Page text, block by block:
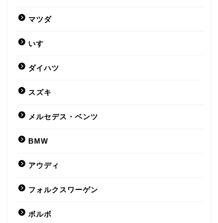
マツダ
いすゞ
ダイハツ
スズキ
メルセデス・ベンツ
BMW
アウディ
フォルクスワーゲン
ボルボ